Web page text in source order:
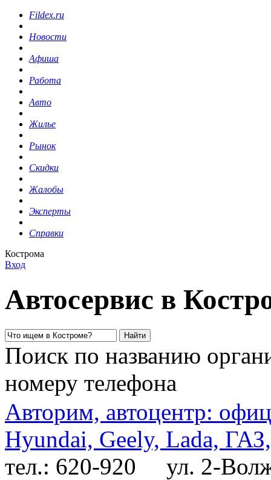
Fildex.ru
Новости
Афиша
Работа
Авто
Жилье
Рынок
Скидки
Жалобы
Эксперты
Справки
Кострома
Вход
Автосервис в
Поиск по названию
номеру телефона
Авторим, автоцентр:
Hyundai, Geely, Lada,
тел.: 620-920
ул. 2-